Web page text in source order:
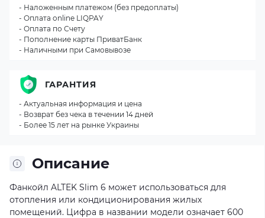
Описание
Фанкойл ALTEK Slim 6 может использоваться для
отопления или кондиционирования жилых
помещений. Цифра в названии модели означает 600
- Наложенным платежом (без предоплаты)
- Оплата online LIQPAY
- Оплата по Счету
- Пополнение карты ПриватБанк
- Наличными при Самовывозе
ГАРАНТИЯ
- Актуальная информация и цена
- Возврат без чека в течении 14 дней
- Более 15 лет на рынке Украины